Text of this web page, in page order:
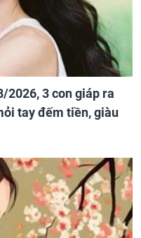
2026, 3 con giáp ra
tay đếm tiền, giàu